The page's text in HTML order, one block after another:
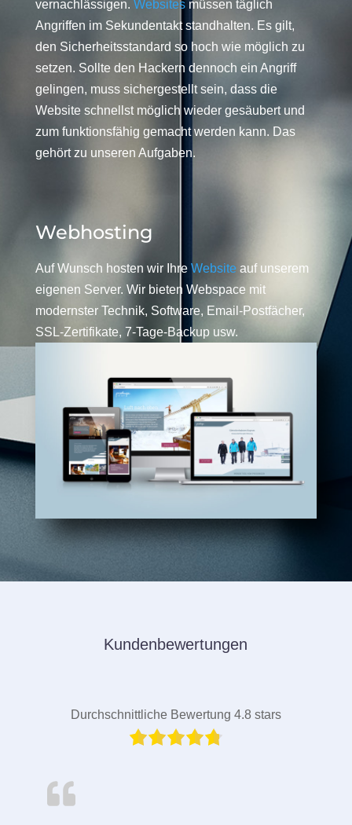
vernachlässigen. Websitesmüssen täglich
Angriffen im Sekundentakt standhalten. Es gilt,
den Sicherheitsstandard so hoch wie möglich zu
setzen. Sollte den Hackern dennoch ein Angriff
gelingen, muss sichergestellt sein, dass die
Website schnellst möglich wieder gesäubert und
zum funktionsfähig gemacht werden kann. Das
gehört zu unseren Aufgaben.
Webhosting
Auf Wunsch hosten wir Ihre Website auf unserem
eigenen Server. Wir bieten Webspace mit
modernster Technik, Software, Email-Postfächer,
SSL-Zertifikate, 7-Tage-Backup usw.
Kundenbewertungen
Durchschnittliche Bewertung 4.8 stars